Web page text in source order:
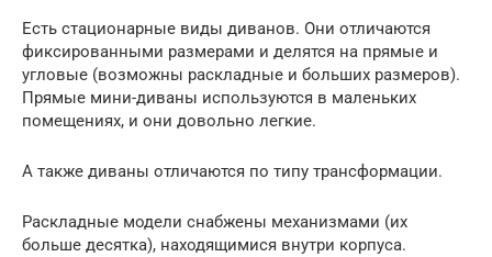
Есть стационарные виды диванов. Они отличаются
фиксированными размерами и делятся на прямые и
угловые (возможны раскладные и больших размеров).
Прямые мини-диваны используются в маленьких
помещениях, и они довольно легкие.
А также диваны отличаются по типу трансформации.
Раскладные модели снабжены механизмами (их
больше десятка), находящимися внутри корпуса.